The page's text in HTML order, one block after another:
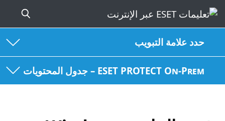
حدد علامة التبويب
ESET PROTECT On-Prem – جدول المحتويات